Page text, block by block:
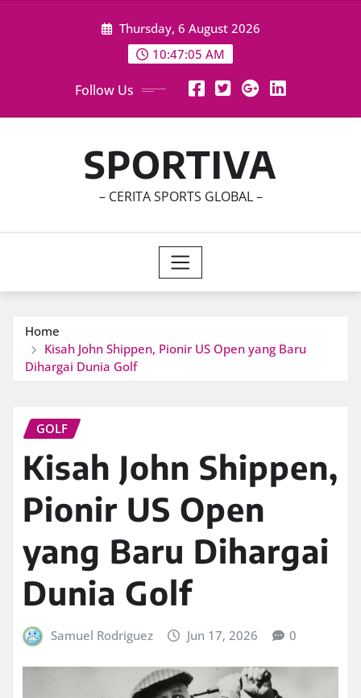
Thursday, 6 August 2026
10:47:06 AM
Follow Us
SPORTIVA
– CERITA SPORTS GLOBAL –
Home
Kisah John Shippen, Pionir US Open yang Baru
Dihargai Dunia Golf
GOLF
Kisah John Shippen,
Pionir US Open
yang Baru Dihargai
Dunia Golf
Samuel Rodriguez Jun 17, 2026 0